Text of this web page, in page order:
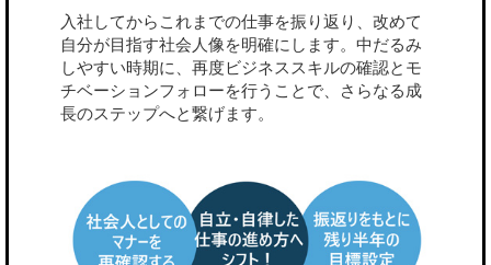
入社してからこれまでの仕事を振り返り、改めて
自分が目指す社会人像を明確にします。中だるみ
しやすい時期に、再度ビジネススキルの確認とモ
チベーションフォローを行うことで、さらなる成
長のステップへと繋げます。